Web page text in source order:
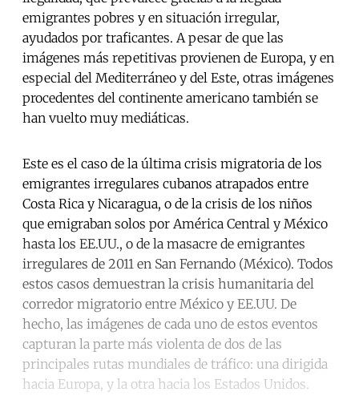
emigrantes pobres y en situación irregular,
ayudados por traficantes. A pesar de que las
imágenes más repetitivas provienen de Europa, y en
especial del Mediterráneo y del Este, otras imágenes
procedentes del continente americano también se
han vuelto muy mediáticas.
Este es el caso de la última crisis migratoria de los
emigrantes irregulares cubanos atrapados entre
Costa Rica y Nicaragua, o de la crisis de los niños
que emigraban solos por América Central y México
hasta los EE.UU., o de la masacre de emigrantes
irregulares de 2011 en San Fernando (México). Todos
estos casos demuestran la crisis humanitaria del
corredor migratorio entre México y EE.UU. De
hecho, las imágenes de cada uno de estos eventos
capturan la parte más violenta de dos de las
principales rutas mundiales de tráfico: una dirigida
hacia Europa, y la otra hacia los Estados Unidos.